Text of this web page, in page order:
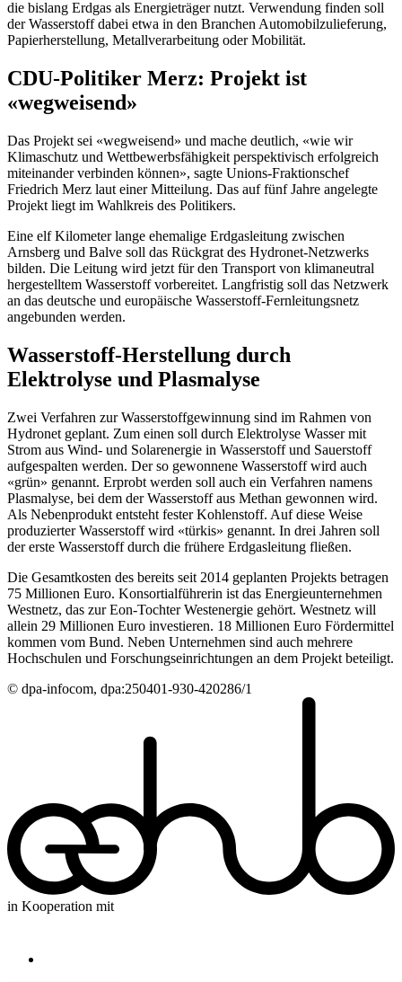
die bislang Erdgas als Energieträger nutzt. Verwendung finden soll
der Wasserstoff dabei etwa in den Branchen Automobilzulieferung,
Papierherstellung, Metallverarbeitung oder Mobilität.
CDU-Politiker Merz: Projekt ist
«wegweisend»
Das Projekt sei «wegweisend» und mache deutlich, «wie wir
Klimaschutz und Wettbewerbsfähigkeit perspektivisch erfolgreich
miteinander verbinden können», sagte Unions-Fraktionschef
Friedrich Merz laut einer Mitteilung. Das auf fünf Jahre angelegte
Projekt liegt im Wahlkreis des Politikers.
Eine elf Kilometer lange ehemalige Erdgasleitung zwischen
Arnsberg und Balve soll das Rückgrat des Hydronet-Netzwerks
bilden. Die Leitung wird jetzt für den Transport von klimaneutral
hergestelltem Wasserstoff vorbereitet. Langfristig soll das Netzwerk
an das deutsche und europäische Wasserstoff-Fernleitungsnetz
angebunden werden.
Wasserstoff-Herstellung durch
Elektrolyse und Plasmalyse
Zwei Verfahren zur Wasserstoffgewinnung sind im Rahmen von
Hydronet geplant. Zum einen soll durch Elektrolyse Wasser mit
Strom aus Wind- und Solarenergie in Wasserstoff und Sauerstoff
aufgespalten werden. Der so gewonnene Wasserstoff wird auch
«grün» genannt. Erprobt werden soll auch ein Verfahren namens
Plasmalyse, bei dem der Wasserstoff aus Methan gewonnen wird.
Als Nebenprodukt entsteht fester Kohlenstoff. Auf diese Weise
produzierter Wasserstoff wird «türkis» genannt. In drei Jahren soll
der erste Wasserstoff durch die frühere Erdgasleitung fließen.
Die Gesamtkosten des bereits seit 2014 geplanten Projekts betragen
75 Millionen Euro. Konsortialführerin ist das Energieunternehmen
Westnetz, das zur Eon-Tochter Westenergie gehört. Westnetz will
allein 29 Millionen Euro investieren. 18 Millionen Euro Fördermittel
kommen vom Bund. Neben Unternehmen sind auch mehrere
Hochschulen und Forschungseinrichtungen an dem Projekt beteiligt.
© dpa-infocom, dpa:250401-930-420286/1
in Kooperation mit